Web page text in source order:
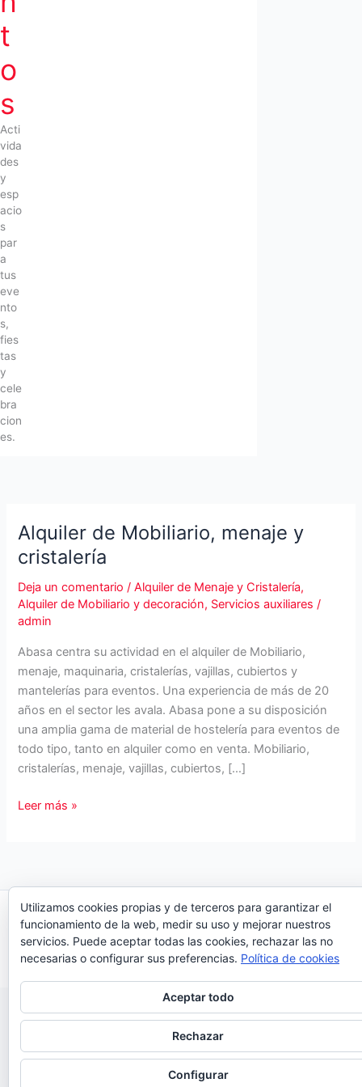
t
o
s
Acti
vida
des
y
esp
acio
s
par
a
tus
eve
nto
s,
fies
tas
y
cele
bra
cion
es.
Alquiler de Mobiliario, menaje y
cristalería
Deja un comentario /Alquiler de Menaje y Cristalería,
Alquiler de Mobiliario y decoración, Servicios auxiliares /
admin
Abasa centra su actividad en el alquiler de Mobiliario,
menaje, maquinaria, cristalerías, vajillas, cubiertos y
mantelerías para eventos. Una experiencia de más de 20
años en el sector les avala. Abasa pone a su disposición
una amplia gama de material de hostelería para eventos de
todo tipo, tanto en alquiler como en venta. Mobiliario,
cristalerías, menaje, vajillas, cubiertos, […]
Alquiler
cristalería
Leer más »
Copyright © 2026 Organiza Eventos
Utilizamos cookies propias y de terceros para garantizar el
funcionamiento de la web, medir su uso y mejorar nuestros
servicios. Puede aceptar todas las cookies, rechazar las no
necesarias o configurar sus preferencias. Política de cookies
Aceptar todo
Rechazar
Configurar